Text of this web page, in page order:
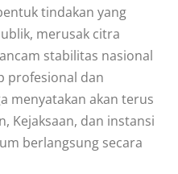
tindakan yang
merusak citra
stabilitas nasional
profesional dan
menyatakan akan terus
Kejaksaan, dan instansi
berlangsung secara